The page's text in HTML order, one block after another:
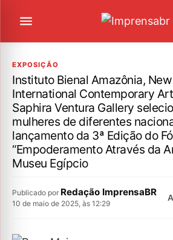
EXPOSIÇÃO
Instituto Bienal Amazônia,
International Contemporary
Saphira Ventura Gallery
mulheres de diferentes
lançamento da 3ª Edição do
“Empoderamento Através da
Museu Egípcio
Publicado por Redação ImprensaBR
10 de maio de 2025, às 12:29